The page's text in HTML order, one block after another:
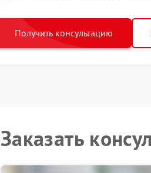
Получить консультацию
Заказать